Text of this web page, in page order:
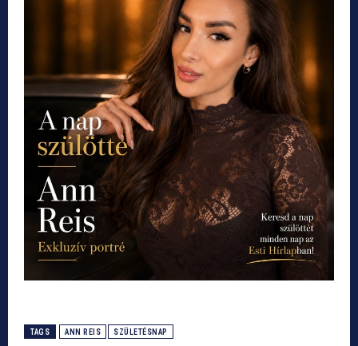
TAGS ANN REIS SZÜLETÉSNAP